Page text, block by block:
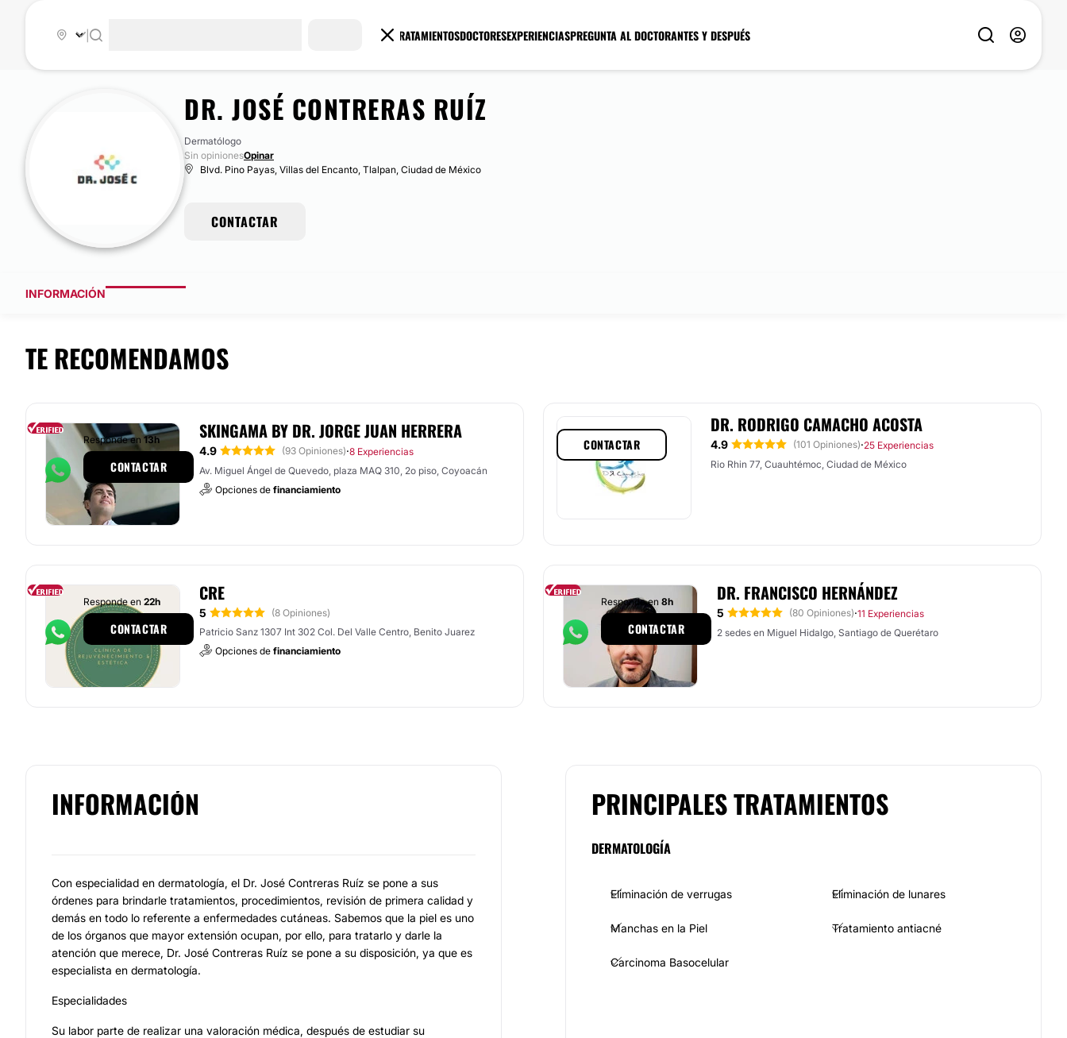
TRATAMIENTOSDOCTORESEXPERIENCIASPREGUNTA AL DOCTORANTES Y DESPUÉS
DR. JOSÉ CONTRERAS RUÍZ
Dermatólogo
Sin opinionesOpinar
Blvd. Pino Payas, Villas del Encanto, Tlalpan, Ciudad de México
CONTACTAR
INFORMACIÓN
TE RECOMENDAMOS
SKINGAMA BY DR. JORGE JUAN HERRERA
4.9 (93 Opiniones)·8 Experiencias
Av. Miguel Ángel de Quevedo, plaza MAQ 310, 2o piso, Coyoacán
Opciones de financiamiento
Responde en 13h
CONTACTAR
DR. RODRIGO CAMACHO ACOSTA
4.9 (101 Opiniones)·25 Experiencias
Rio Rhin 77, Cuauhtémoc, Ciudad de México
CONTACTAR
CRE
5
(8 Opiniones)
Patricio Sanz 1307 Int 302 Col. Del Valle Centro, Benito Juarez
Opciones de financiamiento
Responde en 22h
CONTACTAR
DR. FRANCISCO HERNÁNDEZ
5 (80 Opiniones)·11 Experiencias
2 sedes en Miguel Hidalgo, Santiago de Querétaro
Responde en 8h
CONTACTAR
INFORMACIÓN
Con especialidad en dermatología, el Dr. José Contreras Ruíz se pone a sus
órdenes para brindarle tratamientos, procedimientos, revisión de primera calidad y
demás en todo lo referente a enfermedades cutáneas. Sabemos que la piel es uno
de los órganos que mayor extensión ocupan, por ello, para tratarlo y darle la
atención que merece, Dr. José Contreras Ruíz se pone a su disposición, ya que es
especialista en dermatología.
Especialidades
Su labor parte de realizar una valoración médica, después de estudiar su
PRINCIPALES TRATAMIENTOS
DERMATOLOGÍA
Eliminación de verrugas Eliminación de lunares
Manchas en la Piel Tratamiento antiacné
Carcinoma Basocelular